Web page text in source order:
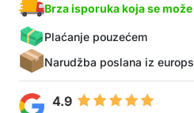
Brza isporuka koja se
Plaćanje pouzećem
Narudžba poslana iz
4.9